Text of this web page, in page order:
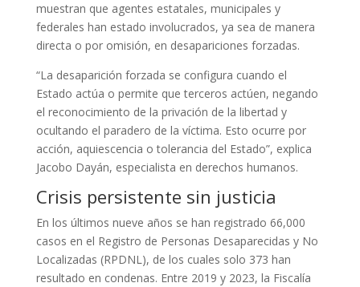
muestran que agentes estatales, municipales y
federales han estado involucrados, ya sea de manera
directa o por omisión, en desapariciones forzadas.
“La desaparición forzada se configura cuando el
Estado actúa o permite que terceros actúen, negando
el reconocimiento de la privación de la libertad y
ocultando el paradero de la víctima. Esto ocurre por
acción, aquiescencia o tolerancia del Estado”, explica
Jacobo Dayán, especialista en derechos humanos.
Crisis persistente sin justicia
En los últimos nueve años se han registrado 66,000
casos en el Registro de Personas Desaparecidas y No
Localizadas (RPDNL), de los cuales solo 373 han
resultado en condenas. Entre 2019 y 2023, la Fiscalía